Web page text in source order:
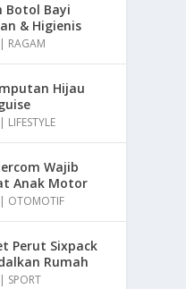
Botol Bayi
& Higienis
| RAGAM
Hijau
| LIFESTYLE
Wajib
Anak Motor
| OTOMOTIF
Perut Sixpack
Rumah
| SPORT